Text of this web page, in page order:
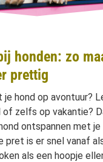
honden: zo
prettig
je hond op avontuur?
zelfs op vakantie?
ontspannen met je
pret is er snel vanaf
als een hoopje